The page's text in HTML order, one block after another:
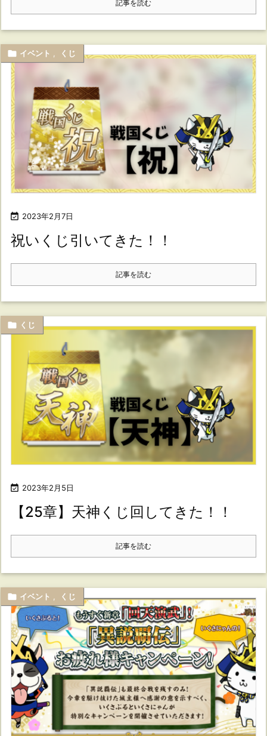
記事を読む
 2023年2月7日
 イベント くじ
祝いくじ引いてきた！！
記事を読む
 2023年2月5日
 くじ
【25章】天神くじ回してきた！！
記事を読む
 イベント くじ